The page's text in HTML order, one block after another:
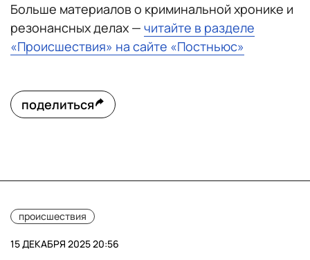
Больше материалов о криминальной хронике и
резонансных делах — читайте в разделе
«Происшествия» на сайте «Постньюс»
поделиться
происшествия
15 ДЕКАБРЯ 2025 20:56